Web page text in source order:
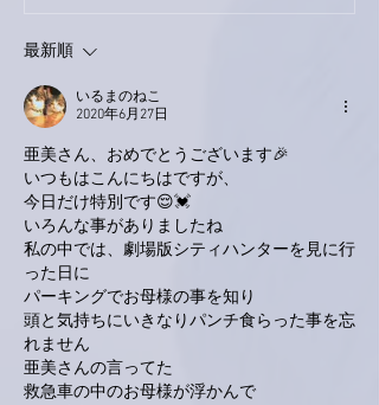
最新順
いるまのねこ
2020年6月27日
亜美さん、おめでとうございます🎉
いつもはこんにちはですが、
今日だけ特別です😌💓
いろんな事がありましたね
私の中では、劇場版シティハンターを見に行
った日に
パーキングでお母様の事を知り
頭と気持ちにいきなりパンチ食らった事を忘
れません
亜美さんの言ってた
救急車の中のお母様が浮かんで